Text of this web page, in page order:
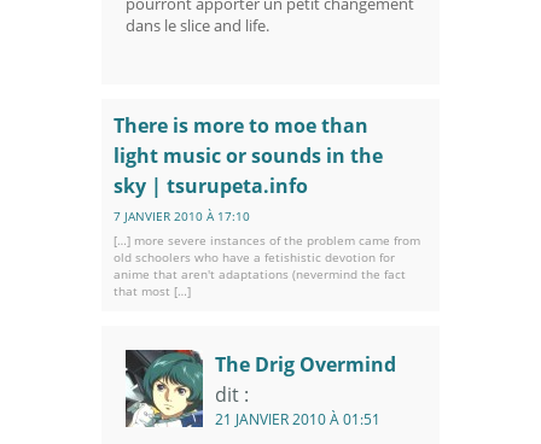
dans le slice and life.
There is more to moe than
light music or sounds in the
sky | tsurupeta.info
7 JANVIER 2010 À 17:10
[…] more severe instances of the problem came from
old schoolers who have a fetishistic devotion for
anime that aren't adaptations (nevermind the fact
that most […]
The Drig Overmind
dit :
21 JANVIER 2010 À 01:51